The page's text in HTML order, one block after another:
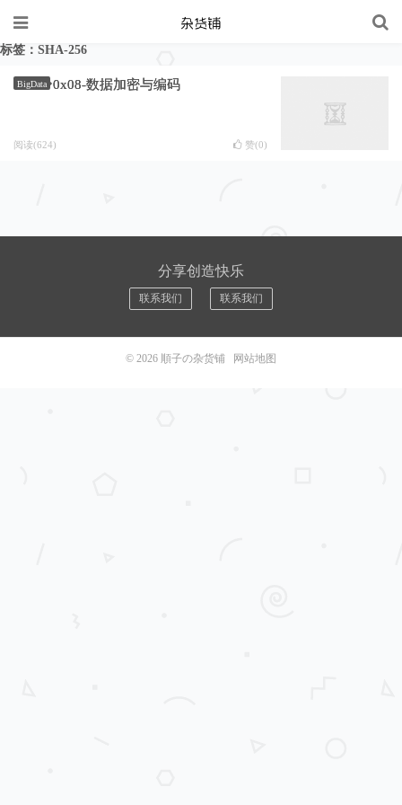
标签：SHA-256
BigData 0x08-数据加密与编码
阅读(624) 赞(0)
分享创造快乐
联系我们 联系我们
© 2026 順子の杂货铺 网站地图